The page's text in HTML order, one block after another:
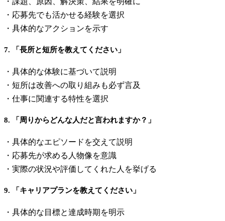
・応募先でも活かせる経験を選択
・具体的なアクションを示す
7. 「長所と短所を教えてください」
・具体的な体験に基づいて説明
・短所は改善への取り組みも必ず言及
・仕事に関連する特性を選択
8. 「周りからどんな人だと言われますか？」
・具体的なエピソードを交えて説明
・応募先が求める人物像を意識
・実際の状況や評価してくれた人を挙げる
9. 「キャリアプランを教えてください」
・具体的な目標と達成時期を明示